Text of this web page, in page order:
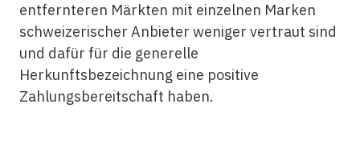
entfernteren Märkten mit einzelnen Marken
schweizerischer Anbieter weniger vertraut sind
und dafür für die generelle
Herkunftsbezeichnung eine positive
Zahlungsbereitschaft haben.